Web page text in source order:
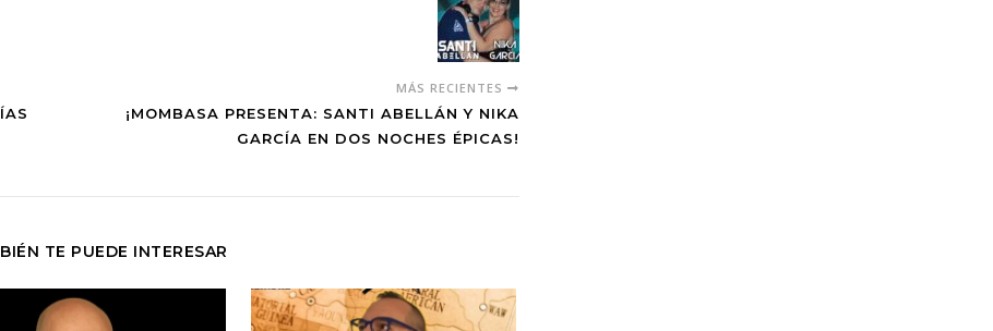
MÁS RECIENTES
¡MOMBASA PRESENTA: SANTI ABELLÁN Y NIKA
GARCÍA EN DOS NOCHES ÉPICAS!
TE PUEDE INTERESAR